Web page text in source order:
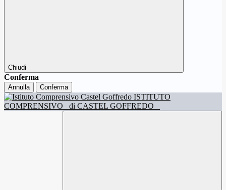
Chiudi
Conferma
Annulla Conferma
ISTITUTO
COMPRENSIVO
di CASTEL GOFFREDO